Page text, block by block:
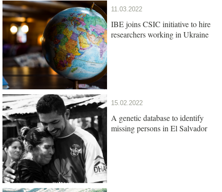
11.03.2022
IBE joins CSIC initiative to hire
researchers working in Ukraine
15.02.2022
A genetic database to identify
missing persons in El Salvador